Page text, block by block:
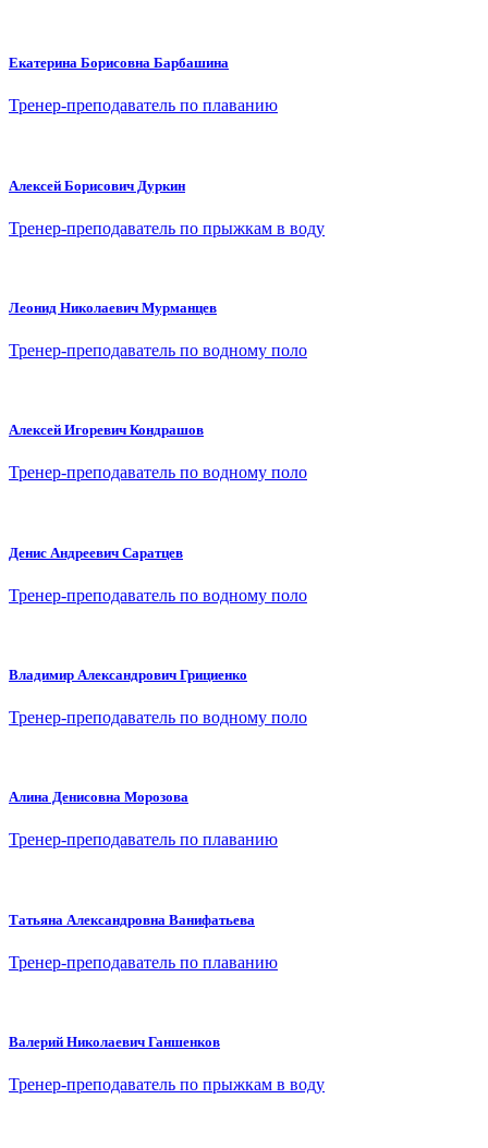
Екатерина Борисовна Барбашина
Тренер-преподаватель по плаванию
Алексей Борисович Дуркин
Тренер-преподаватель по прыжкам в воду
Леонид Николаевич Мурманцев
Тренер-преподаватель по водному поло
Алексей Игоревич Кондрашов
Тренер-преподаватель по водному поло
Денис Андреевич Саратцев
Тренер-преподаватель по водному поло
Владимир Александрович Грициенко
Тренер-преподаватель по водному поло
Алина Денисовна Морозова
Тренер-преподаватель по плаванию
Татьяна Александровна Ванифатьева
Тренер-преподаватель по плаванию
Валерий Николаевич Ганшенков
Тренер-преподаватель по прыжкам в воду